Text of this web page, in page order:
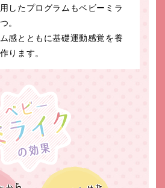
したプログラムもベビーミラ
。
感とともに基礎運動感覚を養
ります。